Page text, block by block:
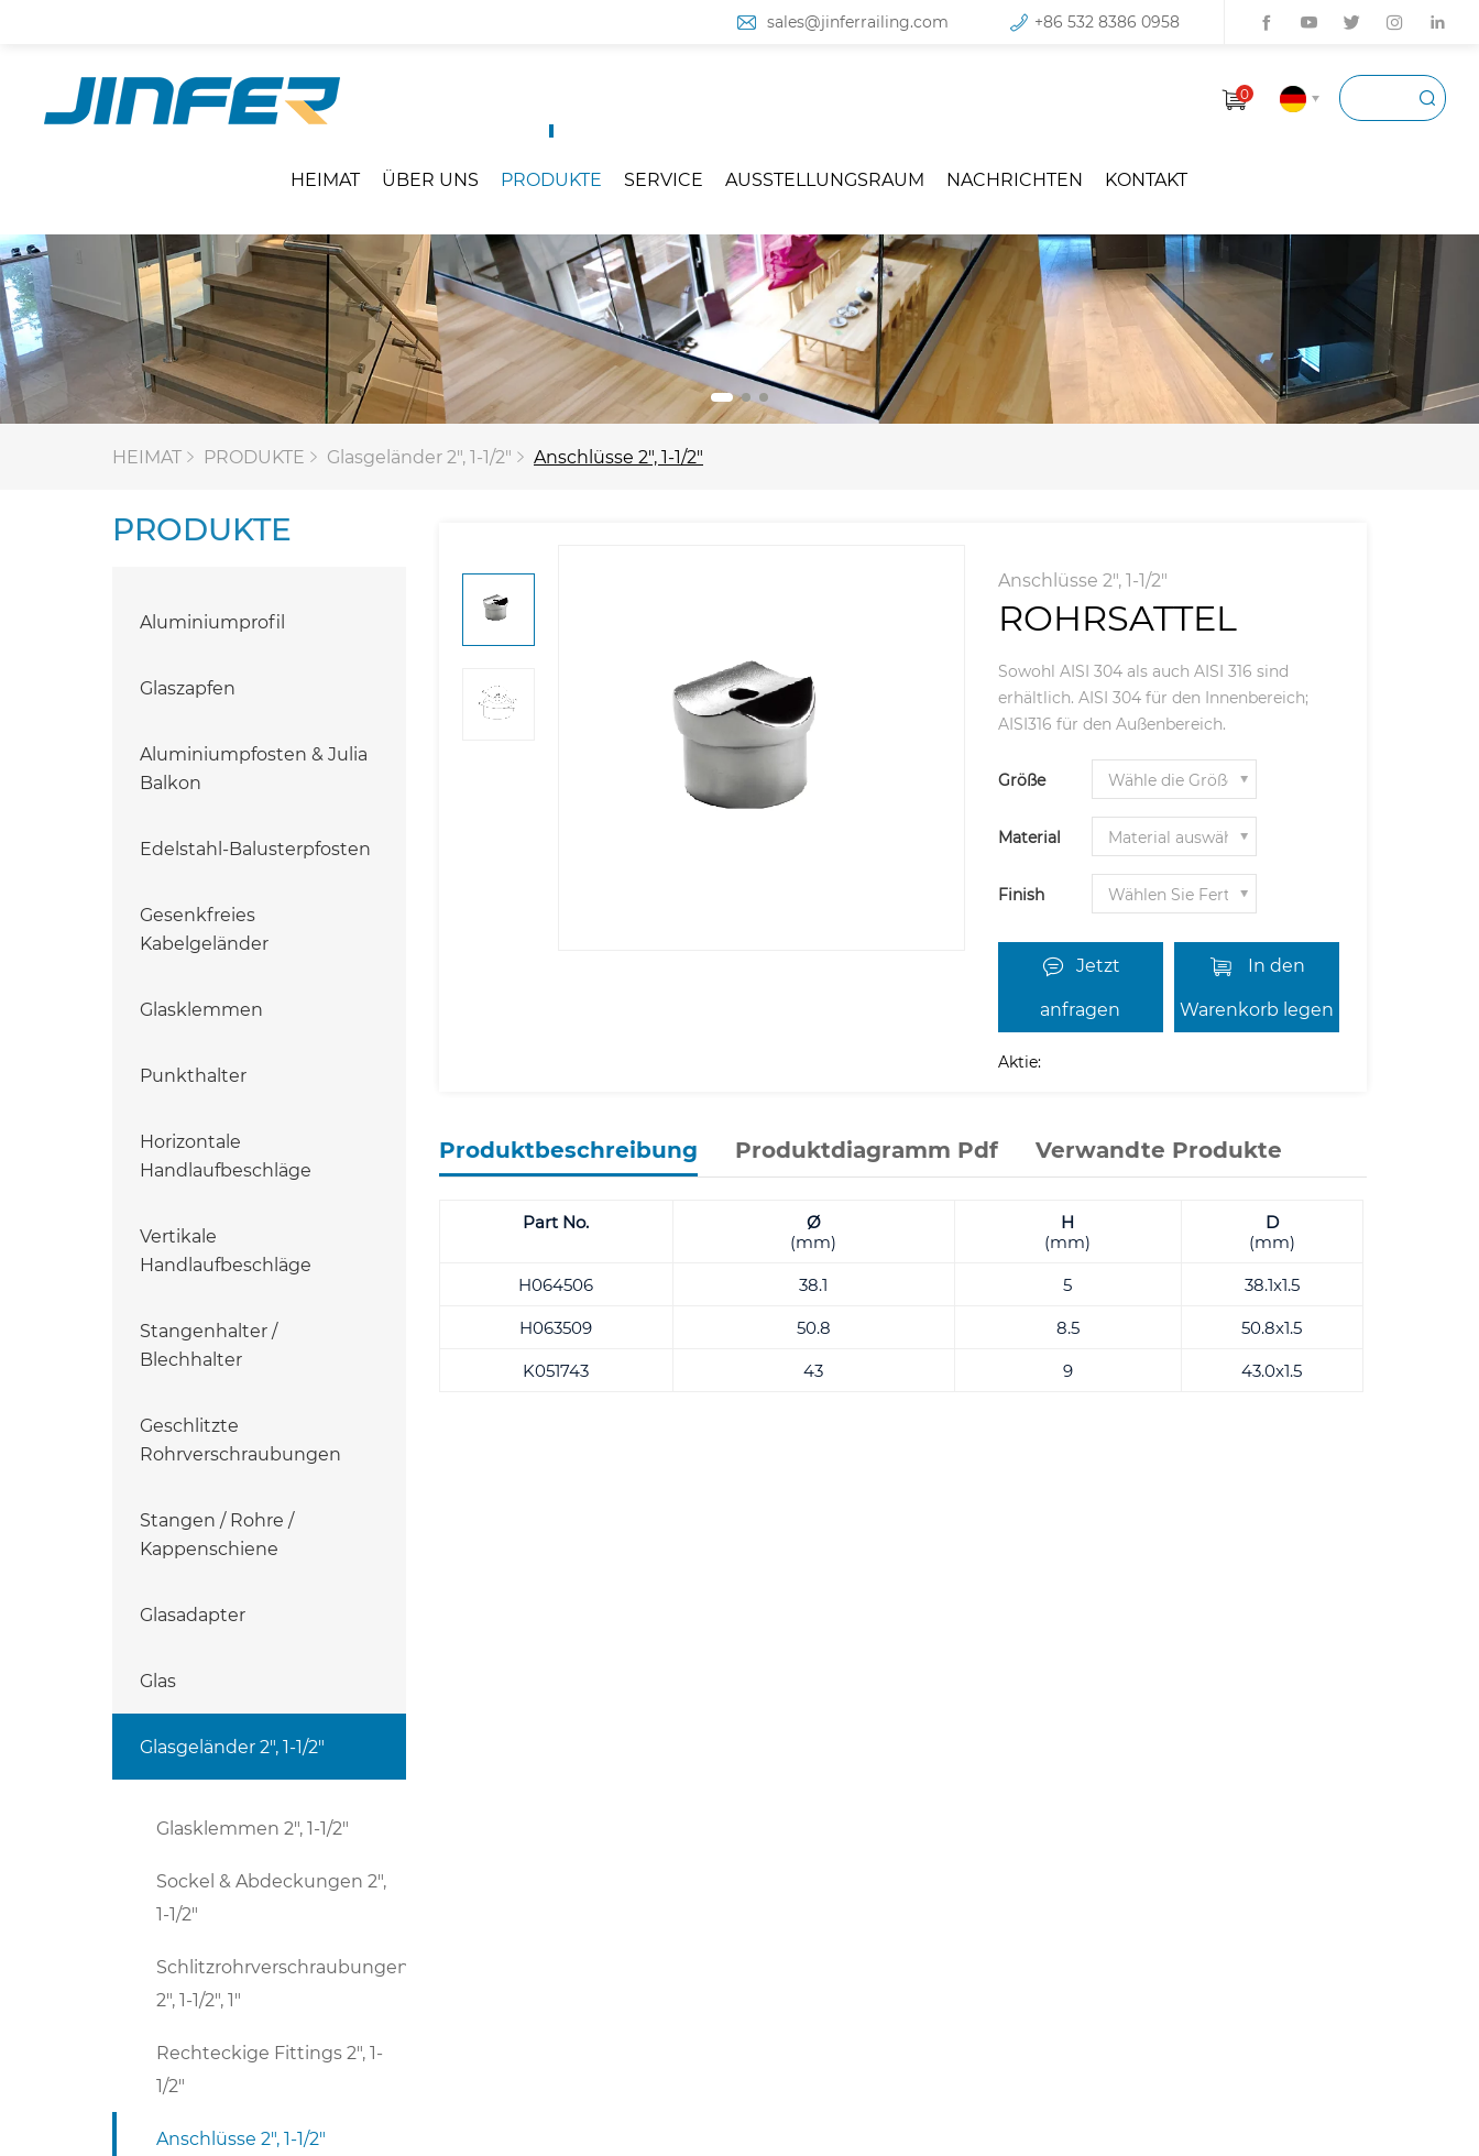
sales@jinferrailing.com +86 532 8386 0958
0
HEIMAT ÜBER UNS PRODUKTE SERVICE AUSSTELLUNGSRAUM NACHRICHTEN KONTAKT
HEIMAT PRODUKTE Glasgeländer 2", 1-1/2" Anschlüsse 2", 1-1/2"
PRODUKTE
Aluminiumprofil
Glaszapfen
Aluminiumpfosten & Julia
Balkon
Edelstahl-Balusterpfosten
Gesenkfreies
Kabelgeländer
Glasklemmen
Punkthalter
Horizontale
Handlaufbeschläge
Vertikale
Handlaufbeschläge
Stangenhalter /
Blechhalter
Geschlitzte
Rohrverschraubungen
Stangen / Rohre /
Kappenschiene
Glasadapter
Glas
Glasgeländer 2", 1-1/2"
Glasklemmen 2", 1-1/2"
Sockel & Abdeckungen 2",
1-1/2"
Schlitzrohrverschraubungen
2", 1-1/2", 1"
Rechteckige Fittings 2", 1-
1/2"
Anschlüsse 2", 1-1/2"
Anschlüsse 2", 1-1/2"
ROHRSATTEL
Sowohl AISI 304 als auch AISI 316 sind
erhältlich. AISI 304 für den Innenbereich;
AISI316 für den Außenbereich.
Größe
Material
Finish
Jetzt
anfragen
In den
Warenkorb legen
Aktie:
Produktbeschreibung Produktdiagramm Pdf Verwandte Produkte
Part No.
Ø
(mm)
H
(mm)
D
(mm)
H064506
38.1 5
38.1x1.5
H063509
50.8 8.5
50.8x1.5
K051743
43 9 43.0x1.5